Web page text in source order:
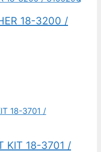
18-3200 /
KIT 18-3701 /